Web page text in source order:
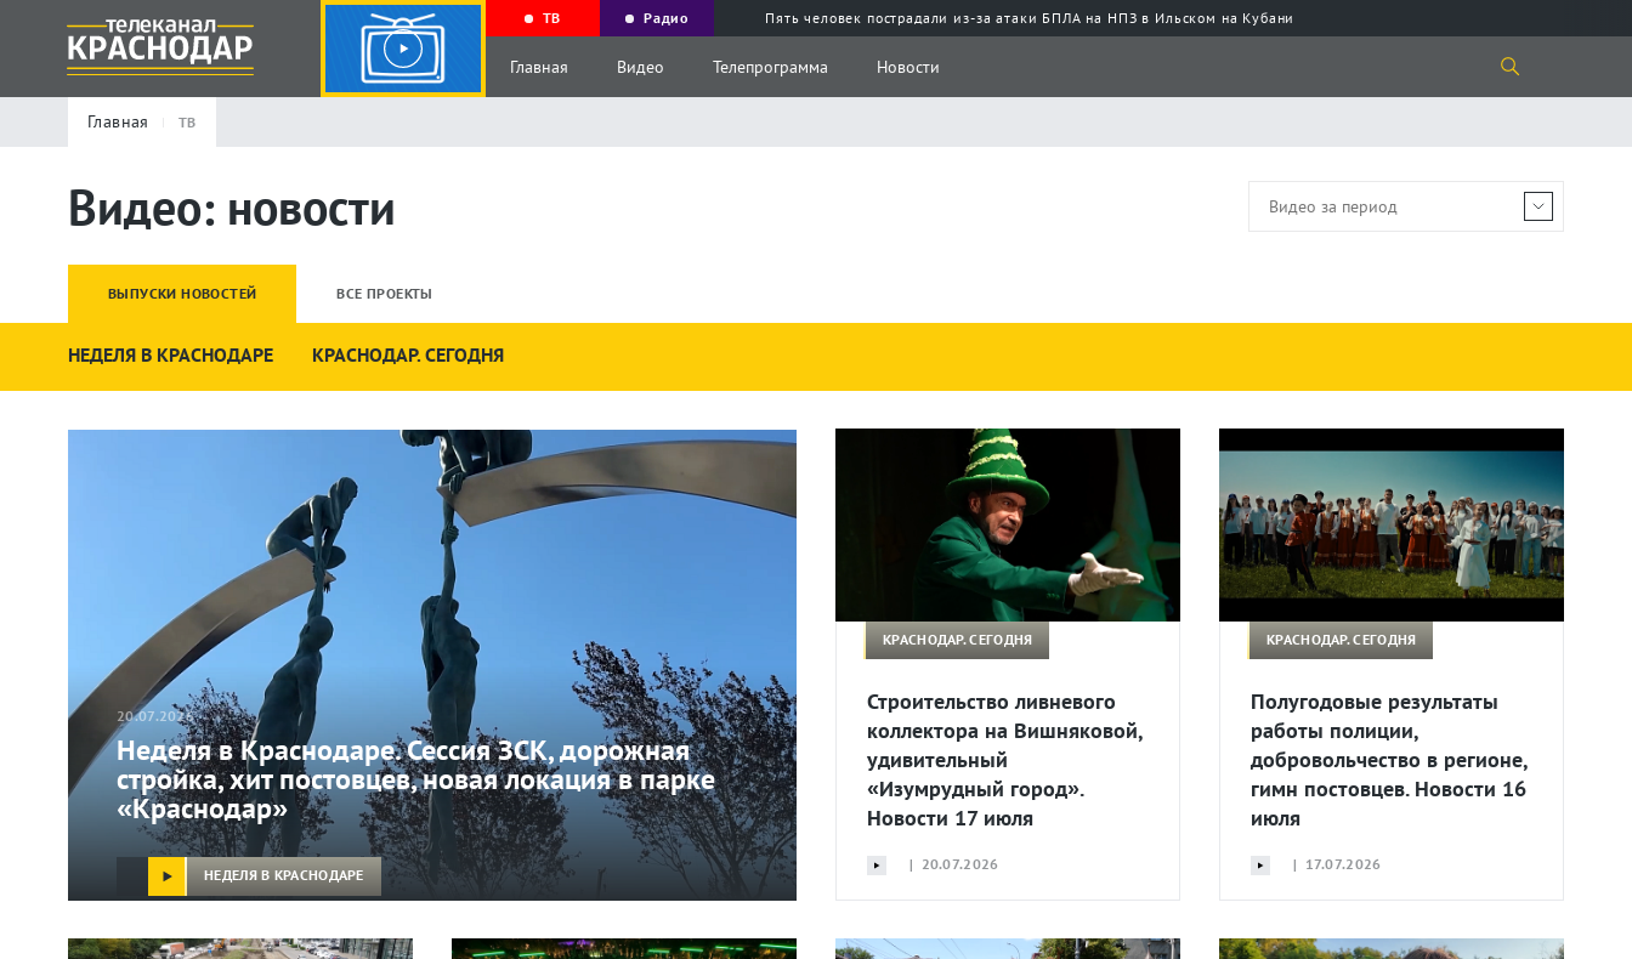
ТВ Радио Пять человек пострадали из-за атаки БПЛА на НПЗ в Ильском на Кубани
Главная Видео Телепрограмма Новости
Главная ТВ
Видео: новости
ВЫПУСКИ НОВОСТЕЙ ВСЕ ПРОЕКТЫ
НЕДЕЛЯ В КРАСНОДАРЕ КРАСНОДАР. СЕГОДНЯ
20.07.2026
Неделя в Краснодаре. Сессия ЗСК, дорожная
стройка, хит постовцев, новая локация в парке
«Краснодар»
НЕДЕЛЯ В КРАСНОДАРЕ
КРАСНОДАР. СЕГОДНЯ
Строительство ливневого
коллектора на Вишняковой,
удивительный
«Изумрудный город».
Новости 17 июля
| 20.07.2026
КРАСНОДАР. СЕГОДНЯ
Полугодовые результаты
работы полиции,
добровольчество в регионе,
гимн постовцев. Новости 16
июля
| 17.07.2026